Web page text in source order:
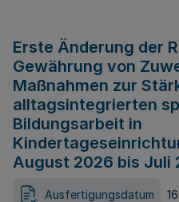
Erste Änderung der
Gewährung von
Maßnahmen zur
alltagsintegrierten
Bildungsarbeit in
August 2026 bis Juli
Ausfertigungsdatum